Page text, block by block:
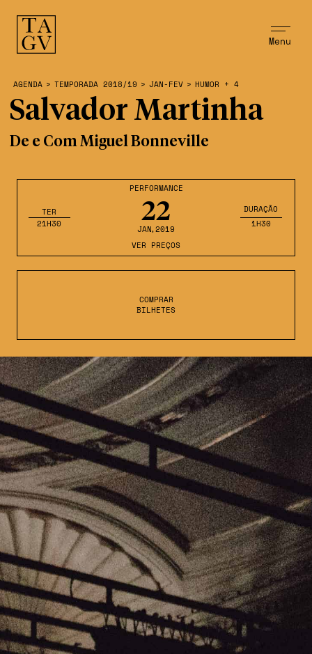
Menu
PERFORMANCE
22
JAN,2019
TER
21H30
DURAÇÃO
1H30
VER PREÇOS
COMPRAR
BILHETES
AGENDA > TEMPORADA 2018/19 > JAN-FEV > HUMOR + 4
Salvador Martinha
De e Com Miguel Bonneville